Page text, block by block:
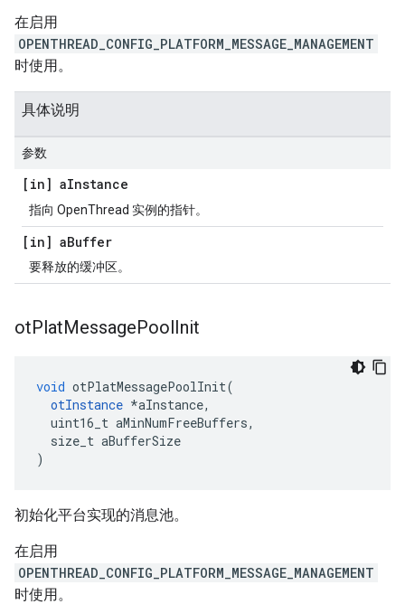
在启用
OPENTHREAD_CONFIG_PLATFORM_MESSAGE_MANAGEMENT
时使用。
具体说明
参数
[in] aInstance
指向 OpenThread 实例的指针。
[in] aBuffer
要释放的缓冲区。
otPlatMessagePoolInit
void otPlatMessagePoolInit(
otInstance *aInstance,
uint16_t aMinNumFreeBuffers,
size_t aBufferSize
)
初始化平台实现的消息池。
在启用
OPENTHREAD_CONFIG_PLATFORM_MESSAGE_MANAGEMENT
时使用。